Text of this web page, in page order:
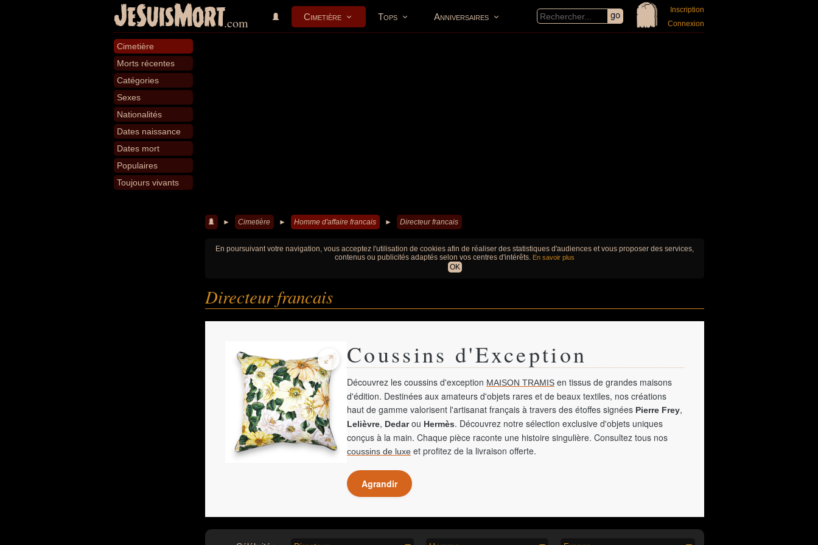
JeSuisMort.com Cimetière Tops Anniversaires
Inscription
Connexion
Cimetière
Morts récentes
Catégories
Sexes
Nationalités
Dates naissance
Dates mort
Populaires
Toujours vivants
► Cimetière ► Homme d'affaire francais ► Directeur francais
En poursuivant votre navigation, vous acceptez l'utilisation de cookies afin de réaliser des statistiques d'audiences et vous proposer des services,
contenus ou publicités adaptés selon vos centres d'intérêts. En savoir plus
OK
Directeur francais
Coussins d'Exception
Découvrez les coussins d'exception MAISON TRAMIS en tissus de grandes maisons
d'édition. Destinées aux amateurs d'objets rares et de beaux textiles, nos créations
haut de gamme valorisent l'artisanat français à travers des étoffes signées Pierre Frey,
Lelièvre, Dedarou Hermès. Découvrez notre sélection exclusive d'objets uniques
conçus à la main. Chaque pièce raconte une histoire singulière. Consultez tous nos
coussins de luxe et profitez de la livraison offerte.
Agrandir